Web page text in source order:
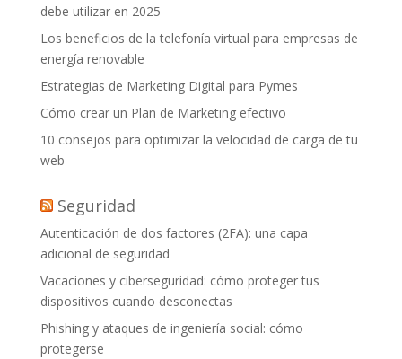
debe utilizar en 2025
Los beneficios de la telefonía virtual para empresas de
energía renovable
Estrategias de Marketing Digital para Pymes
Cómo crear un Plan de Marketing efectivo
10 consejos para optimizar la velocidad de carga de tu
web
Seguridad
Autenticación de dos factores (2FA): una capa
adicional de seguridad
Vacaciones y ciberseguridad: cómo proteger tus
dispositivos cuando desconectas
Phishing y ataques de ingeniería social: cómo
protegerse